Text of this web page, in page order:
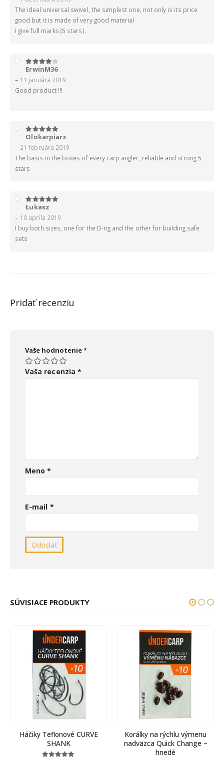
The ideal universal swivel, the simplest one, not only is its price
good but it is made of very good material
I give full marks (5 stars).
4z 5
ErwinM36
– 11 januára 2019
Good product !!!
5z 5
Olokarpiarz
– 21 februára 2019
The basis in the boxes of every carp angler, reliable and strong 5
stars
5 z 5
Łukasz
– 10 apríla 2019
I buy both sizes, one for the D-rig and the other for building safe
sets
Pridať recenziu
Vaše hodnotenie*
Vaša recenzia *
Meno*
E-mail *
SÚVISIACE PRODUKTY
Háčiky Teflonové CURVE
SHANK
Korálky na rýchlu výmenu
nadväzca Quick Change –
hnedé